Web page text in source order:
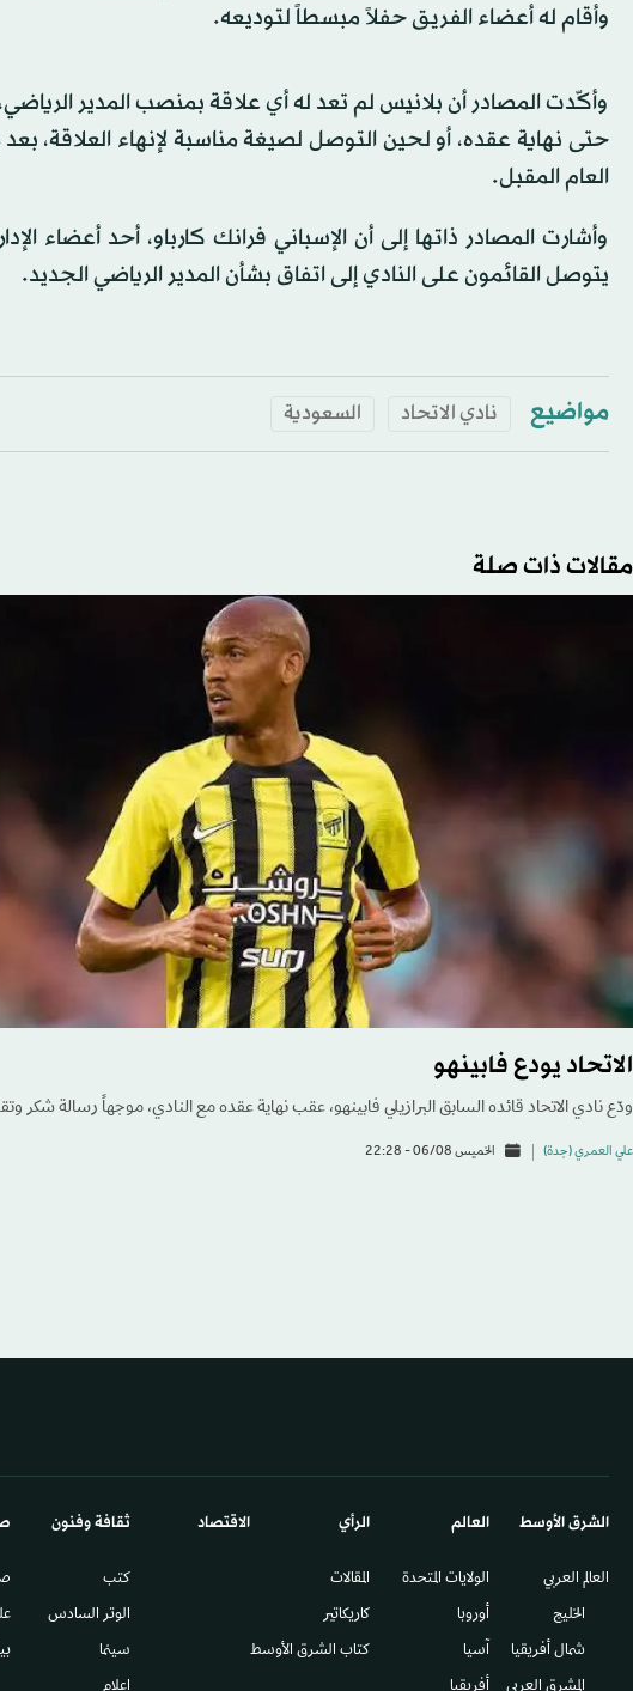
وأقام له أعضاء الفريق حفلاً مبسطاً لتوديعه.
وأكّدت المصادر أن بلانيس لم تعد له أي علاقة بمنصب المدير
حتى نهاية عقده، أو لحين التوصل لصيغة مناسبة لإنهاء العلاقة،
العام المقبل.
وأشارت المصادر ذاتها إلى أن الإسباني فرانك كارباو، أحد أعضاء
يتوصل القائمون على النادي إلى اتفاق بشأن المدير الرياضي الجديد.
مواضيع نادي الاتحاد السعودية
مقالات ذات صلة
الاتحاد يودع فابينهو
ودّع نادي الاتحاد قائده السابق البرازيلي فابينهو، عقب نهاية عقده مع النادي، موجهاً رسالة شكر
علي العمري (جدة) الخميس 06/08 - 22:28
الشرق الأوسط​
العالم العربي
الخليج
شمال أفريقيا
المشرق العربي
العالم
الولايات المتحدة
أوروبا
آسيا
أفريقيا
الرأي
المقالات
كاريكاتير
كتاب الشرق الأوسط
الاقتصاد ثقافة وفنون
كتب
الوتر السادس​
سينما
إعلام